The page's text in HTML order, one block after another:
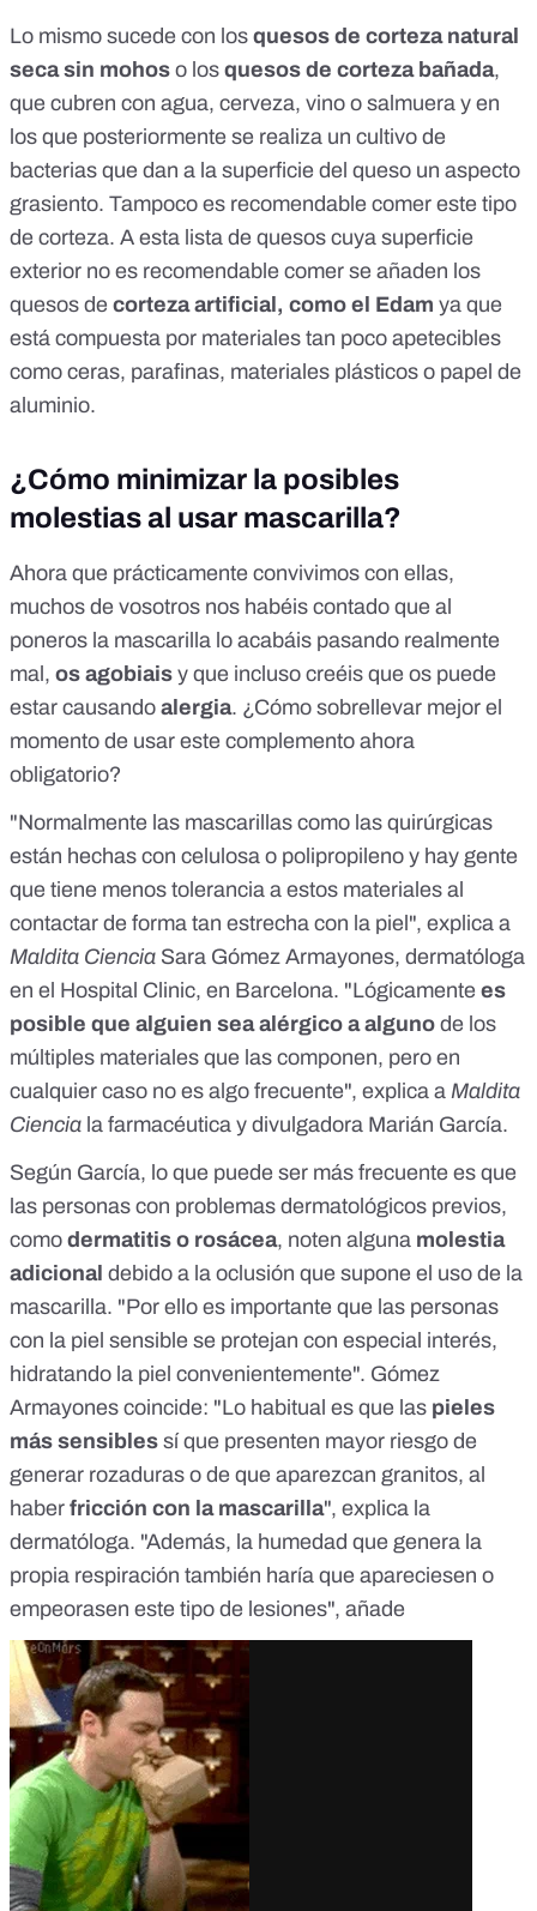
Lo mismo sucede con los quesos de corteza natural
seca sin mohos o los quesos de corteza bañada,
que cubren con agua, cerveza, vino o salmuera y en
los que posteriormente se realiza un cultivo de
bacterias que dan a la superficie del queso un aspecto
grasiento. Tampoco es recomendable comer este tipo
de corteza. A esta lista de quesos cuya superficie
exterior no es recomendable comer se añaden los
quesos de corteza artificial, como el Edam ya que
está compuesta por materiales tan poco apetecibles
como ceras, parafinas, materiales plásticos o papel de
aluminio.
¿Cómo minimizar la posibles
molestias al usar mascarilla?
Ahora que prácticamente convivimos con ellas,
muchos de vosotros nos habéis contado que al
poneros la mascarilla lo acabáis pasando realmente
mal, os agobiais y que incluso creéis que os puede
estar causando alergia. ¿Cómo sobrellevar mejor el
momento de usar este complemento ahora
obligatorio?
"Normalmente las mascarillas como las quirúrgicas
están hechas con celulosa o polipropileno y hay gente
que tiene menos tolerancia a estos materiales al
contactar de forma tan estrecha con la piel", explica a
Maldita Ciencia Sara Gómez Armayones, dermatóloga
en el Hospital Clinic, en Barcelona. "Lógicamente es
posible que alguien sea alérgico a alguno de los
múltiples materiales que las componen, pero en
cualquier caso no es algo frecuente", explica a Maldita
Ciencia la farmacéutica y divulgadora Marián García.
Según García, lo que puede ser más frecuente es que
las personas con problemas dermatológicos previos,
como dermatitis o rosácea, noten alguna molestia
adicional debido a la oclusión que supone el uso de la
mascarilla. "Por ello es importante que las personas
con la piel sensible se protejan con especial interés,
hidratando la piel convenientemente". Gómez
Armayones coincide: "Lo habitual es que las pieles
más sensibles sí que presenten mayor riesgo de
generar rozaduras o de que aparezcan granitos, al
haber fricción con la mascarilla", explica la
dermatóloga. "Además, la humedad que genera la
propia respiración también haría que apareciesen o
empeorasen este tipo de lesiones", añade